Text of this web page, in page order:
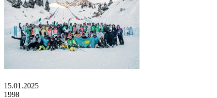
15.01.2025
1998